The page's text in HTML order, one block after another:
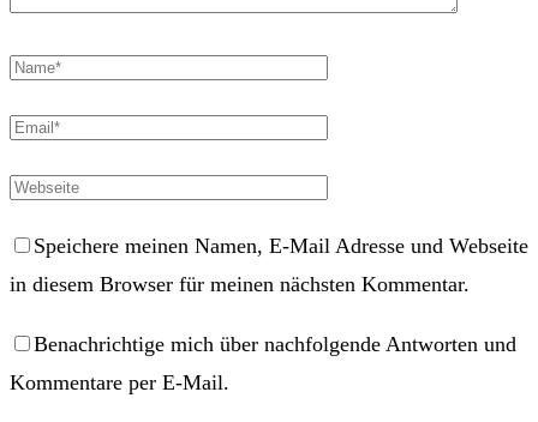
Speichere meinen Namen, E-Mail Adresse und Webseite
in diesem Browser für meinen nächsten Kommentar.
Benachrichtige mich über nachfolgende Antworten und
Kommentare per E-Mail.